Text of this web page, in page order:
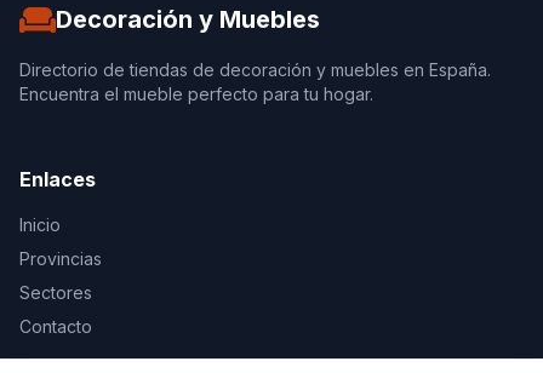
Decoración y Muebles
Directorio de tiendas de decoración y muebles en España.
Encuentra el mueble perfecto para tu hogar.
Enlaces
Inicio
Provincias
Sectores
Contacto